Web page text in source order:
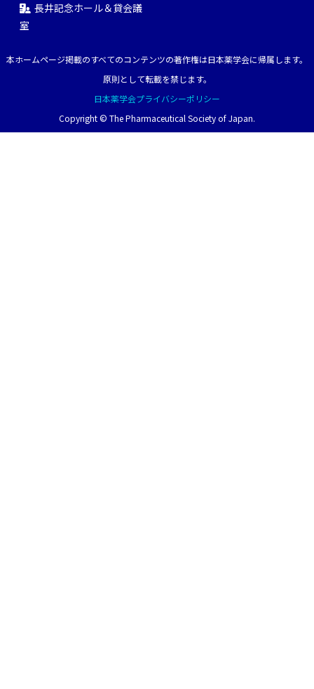
長井記念ホール＆貸会議
室
本ホームページ掲載のすべてのコンテンツの著作権は日本薬学会に帰属します。
原則として転載を禁じます。
日本薬学会プライバシーポリシー
Copyright © The Pharmaceutical Society of Japan.